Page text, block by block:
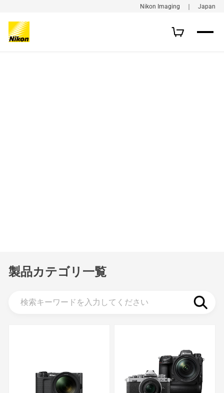
Nikon Imaging ｜ Japan
製品カテゴリ一覧